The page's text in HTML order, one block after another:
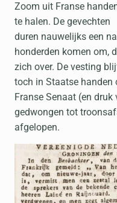
Zoom uit Franse
te halen. De gevechten
duren nauwelijks een
honderden komen om,
zich over. De vesting
toch in Staatse handen
Franse Senaat (en
gedwongen tot
afgelopen.